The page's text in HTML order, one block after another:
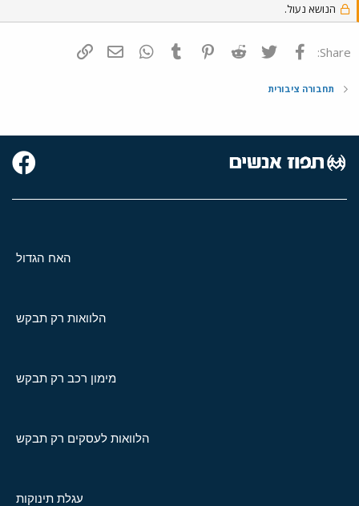
כרמיאל). אני לא יודע אם יש קשר לתלונה שלי או לא אבל היום היה על
מרצדס O404).
הנושא נעול.
Share: פייסבוק Twitter
Reddit
Pinterest
Tumblr
WhatsAppדואר אלקטרוני
תחבורה ציבורית
האח הגדול
הלוואות רק תבקש
מימון רכב רק תבקש
הלוואות לעסקים רק תבקש
עגלת תינוקות